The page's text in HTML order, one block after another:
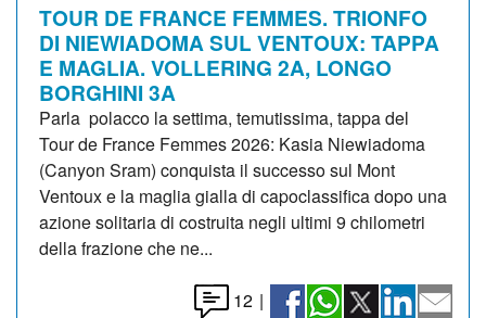
TOUR DE FRANCE FEMMES. TRIONFO
DI NIEWIADOMA SUL VENTOUX: TAPPA
E MAGLIA. VOLLERING 2A, LONGO
BORGHINI 3A
Parla polacco la settima, temutissima, tappa del
Tour de France Femmes 2026: Kasia Niewiadoma
(Canyon Sram) conquista il successo sul Mont
Ventoux e la maglia gialla di capoclassifica dopo una
azione solitaria di costruita negli ultimi 9 chilometri
della frazione che ne...
12 |